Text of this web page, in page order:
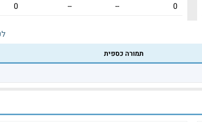
0
--
--
0
תמורה כספית